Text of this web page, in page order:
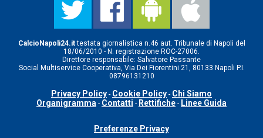
CalcioNapoli24.ittestata giornalistica n.46 aut. Tribunale di Napoli del
18/06/2010 - N. registrazione ROC-27006.
Direttore responsabile: Salvatore Passante
Social Multiservice Cooperativa, Via Dei Fiorentini 21, 80133 Napoli P.I.
08796131210
Privacy Policy - Cookie Policy - Chi Siamo
Organigramma - Contatti - Rettifiche - Linee Guida
Preferenze Privacy